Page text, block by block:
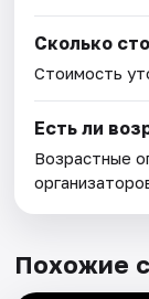
Сколько
Стоимость
Есть ли
Возрастные
Похожие